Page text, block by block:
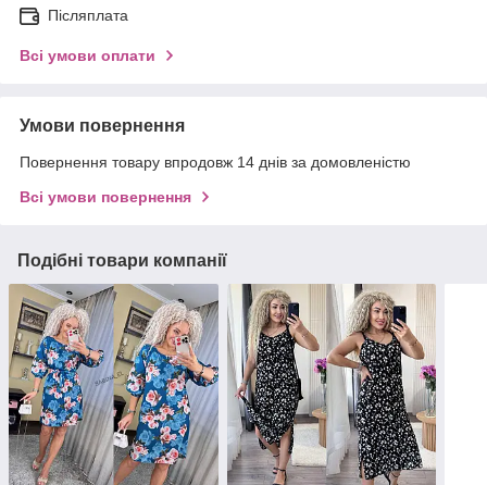
Післяплата
Всі умови оплати
Умови повернення
Повернення товару впродовж 14 днів за домовленістю
Всі умови повернення
Подібні товари компанії